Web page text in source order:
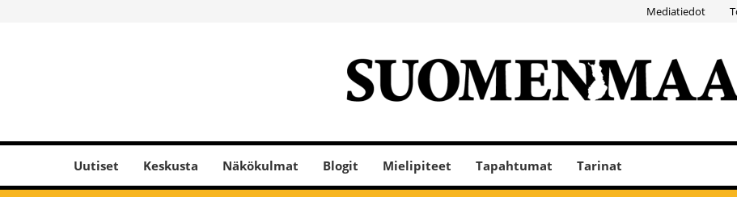
Mediatiedot
Uutiset Keskusta Näkökulmat Blogit Mielipiteet Tapahtumat Tarinat